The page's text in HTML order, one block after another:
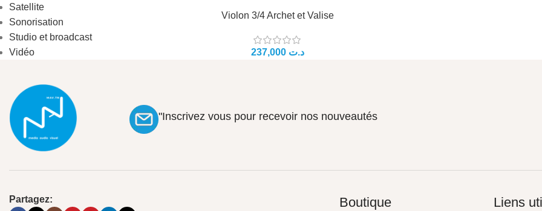
Satellite
Sonorisation
Studio et broadcast
Vidéo
Violon 3/4 Archet et Valise
د.ت
"Inscrivez vous pour recevoir nos nouveautés
Partagez: Boutique Liens